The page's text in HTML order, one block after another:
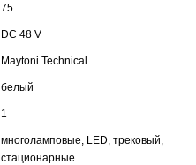
75
DC 48 V
Maytoni Technical
белый
1
многоламповые, LED, трековый,
стационарные